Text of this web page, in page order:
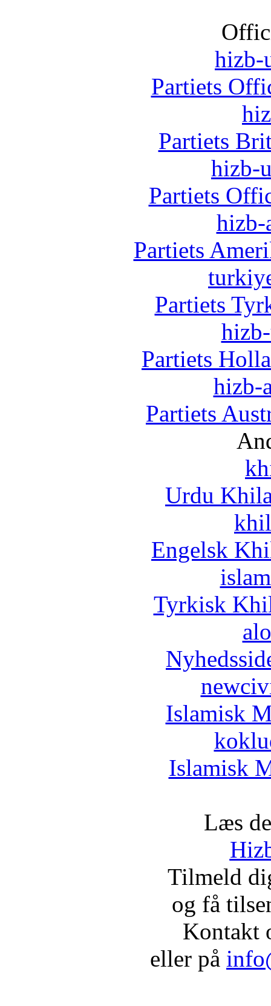
hizb-
Partiets
Partiets
hizb-
Partiets
hizb-
Partiets
Partiets
Partiets
hizb-
Partiets
Urdu
Engelsk
Tyrkisk
Islamisk
Islamisk
Læs
Tilmeld
og få
Kontakt
eller på